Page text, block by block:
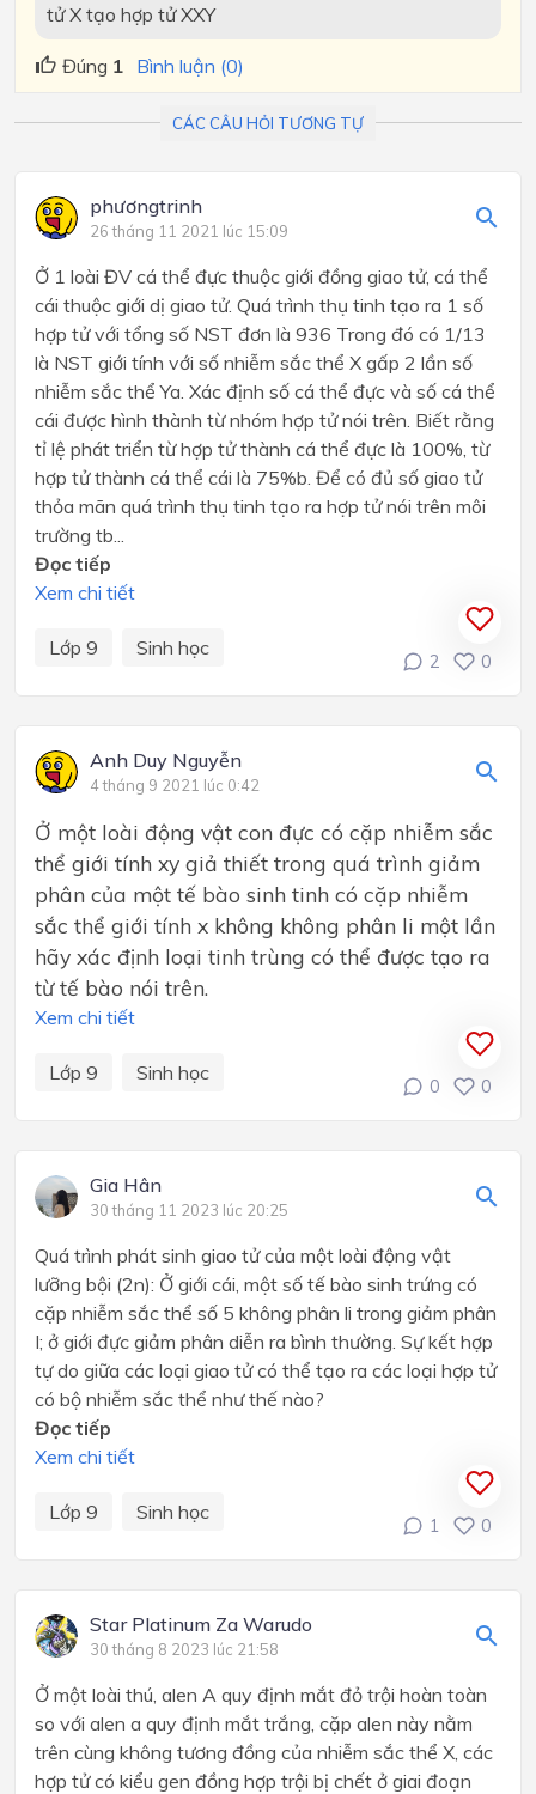
tử X tạo hợp tử XXY
Đúng 1 Bình luận (0)
CÁC CÂU HỎI TƯƠNG TỰ
phươngtrinh
26 tháng 11 2021 lúc 15:09
Ở 1 loài ĐV cá thể đực thuộc giới đồng giao tử, cá thể
cái thuộc giới dị giao tử. Quá trình thụ tinh tạo ra 1 số
hợp tử với tổng số NST đơn là 936 Trong đó có 1/13
là NST giới tính với số nhiễm sắc thể X gấp 2 lần số
nhiễm sắc thể Ya. Xác định số cá thể đực và số cá thể
cái được hình thành từ nhóm hợp tử nói trên. Biết rằng
tỉ lệ phát triển từ hợp tử thành cá thể đực là 100%, từ
hợp tử thành cá thể cái là 75%b. Để có đủ số giao tử
thỏa mãn quá trình thụ tinh tạo ra hợp tử nói trên môi
trường tb...
Đọc tiếp
Xem chi tiết
Lớp 9 Sinh học
2 0
Anh Duy Nguyễn
4 tháng 9 2021 lúc 0:42
Ở một loài động vật con đực có cặp nhiễm sắc
thể giới tính xy giả thiết trong quá trình giảm
phân của một tế bào sinh tinh có cặp nhiễm
sắc thể giới tính x không không phân li một lần
hãy xác định loại tinh trùng có thể được tạo ra
từ tế bào nói trên.
Xem chi tiết
Lớp 9 Sinh học
0 0
Gia Hân
30 tháng 11 2023 lúc 20:25
Quá trình phát sinh giao tử của một loài động vật
lưỡng bội (2n): Ở giới cái, một số tế bào sinh trứng có
cặp nhiễm sắc thể số 5 không phân li trong giảm phân
I; ở giới đực giảm phân diễn ra bình thường. Sự kết hợp
tự do giữa các loại giao tử có thể tạo ra các loại hợp tử
có bộ nhiễm sắc thể như thế nào?
Đọc tiếp
Xem chi tiết
Lớp 9 Sinh học
1 0
Star Platinum Za Warudo
30 tháng 8 2023 lúc 21:58
Ở một loài thú, alen A quy định mắt đỏ trội hoàn toàn
so với alen a quy định mắt trắng, cặp alen này nằm
trên cùng không tương đồng của nhiễm sắc thể X, các
hợp tử có kiểu gen đồng hợp trội bị chết ở giai đoạn